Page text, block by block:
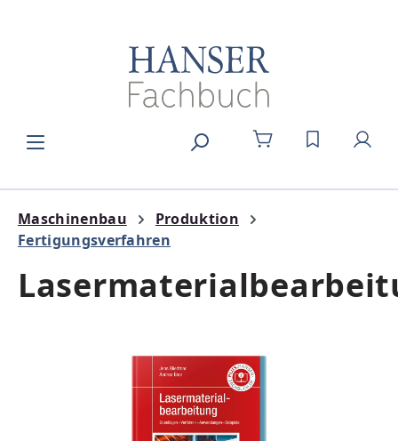
DU HAST 0
Maschinenbau
Produktion
Fertigungsverfahren
Bildergalerie überspringen